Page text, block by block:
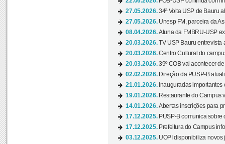
27.05.2026.34ª Volta USP de Bauru
27.05.2026. Unesp FM, parceira da
08.04.2026.Aluna da FMBRU-USP
20.03.2026.TV USP Bauru entrevista
20.03.2026.Centro Cultural do
20.03.2026.39º COB vai acontecer
02.02.2026. Direção da PUSP-B
21.01.2026. Inauguradas
19.01.2026. Restaurante do Campus
14.01.2026.Abertas inscrições para
17.12.2025. PUSP-B comunica sobre
17.12.2025. Prefeitura do Campus
03.12.2025. UOPI disponibiliza novos